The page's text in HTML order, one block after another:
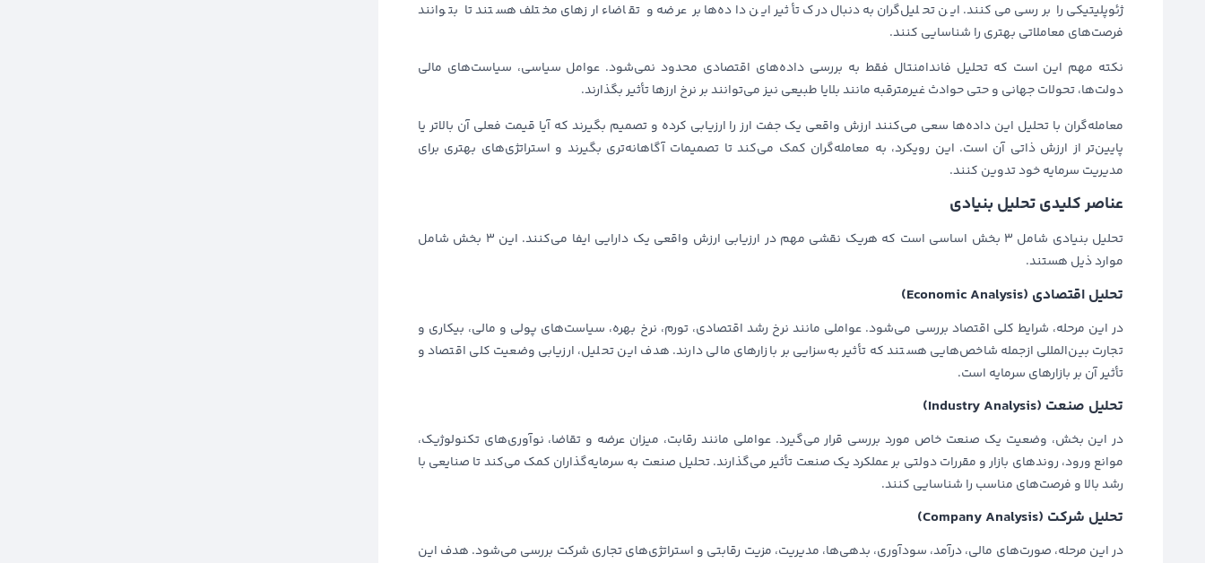
ژئوپلیتیکی را بررسی می‌کنند. این تحلیل‌گران به‌دنبال درک تأثیر این داده‌ها بر عرضه و تقاضاء ارزهای مختلف هستند تا بتوانند
فرصت‌های معاملاتی بهتری را شناسایی کنند.
نکته مهم این است که تحلیل فاندامنتال فقط به بررسی داده‌های اقتصادی محدود نمی‌شود. عوامل سیاسی، سیاست‌های مالی
دولت‌ها، تحولات جهانی و حتی حوادث غیرمترقبه مانند بلایا طبیعی نیز می‌توانند بر نرخ ارزها تأثیر بگذارند.
معامله‌گران با تحلیل این داده‌ها سعی می‌کنند ارزش واقعی یک جفت ارز را ارزیابی کرده و تصمیم بگیرند که آیا قیمت فعلی آن بالاتر یا
پایین‌تر از ارزش ذاتی آن است. این رویکرد، به معامله‌گران کمک می‌کند تا تصمیمات آگاهانه‌تری بگیرند و استراتژی‌های بهتری برای
مدیریت سرمایه خود تدوین کنند.
عناصر کلیدی تحلیل بنیادی
تحلیل بنیادی شامل 3 بخش اساسی است که هریک نقشی مهم در ارزیابی ارزش واقعی یک دارایی ایفا می‌کنند. این 3 بخش شامل
موارد ذیل هستند.
تحلیل اقتصادی (Economic Analysis)
در این مرحله، شرایط کلی اقتصاد بررسی می‌شود. عواملی مانند نرخ رشد اقتصادی، تورم، نرخ بهره، سیاست‌های پولی و مالی، بیکاری و
تجارت بین‌المللی ازجمله شاخص‌هایی هستند که تأثیر به‌سزایی بر بازارهای مالی دارند. هدف این تحلیل، ارزیابی وضعیت کلی اقتصاد و
تأثیر آن بر بازارهای سرمایه است.
تحلیل صنعت (Industry Analysis)
در این بخش، وضعیت یک صنعت خاص مورد بررسی قرار می‌گیرد. عواملی مانند رقابت، میزان عرضه و تقاضا، نوآوری‌های تکنولوژیک،
موانع ورود، روندهای بازار و مقررات دولتی بر عملکرد یک صنعت تأثیر می‌گذارند. تحلیل صنعت به سرمایه‌گذاران کمک می‌کند تا صنایعی با
رشد بالا و فرصت‌های مناسب را شناسایی کنند.
تحلیل شرکت (Company Analysis)
در این مرحله، صورت‌های مالی، درآمد، سودآوری، بدهی‌ها، مدیریت، مزیت رقابتی و استراتژی‌های تجاری شرکت بررسی می‌شود. هدف این